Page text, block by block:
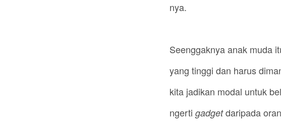
nya.
Seenggaknya anak muda
yang tinggi dan harus
kita jadikan modal untuk
ngerti gadgetdaripada